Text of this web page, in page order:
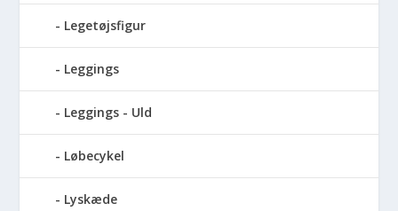
Legetøjsfigur
Leggings
Leggings - Uld
Løbecykel
Lyskæde